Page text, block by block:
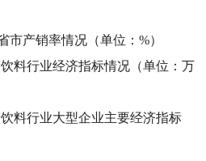
市产销率情况（单位：%）
饮料行业经济指标情况（单位：万
饮料行业大型企业主要经济指标